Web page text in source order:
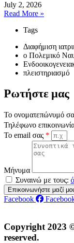
July 2, 2026
Read More »
Tags
Διαφήμιση
o Πολεμικό
πλειστηριασμό
Ρωτήστε μας
Το ονοματεπώνυμό
Τηλέφωνο
Το email σας *
Μήνυμα
Συναινώ με τους:
Επικοινωνήστε μαζί
Facebook
Copyright 2023
reserved.